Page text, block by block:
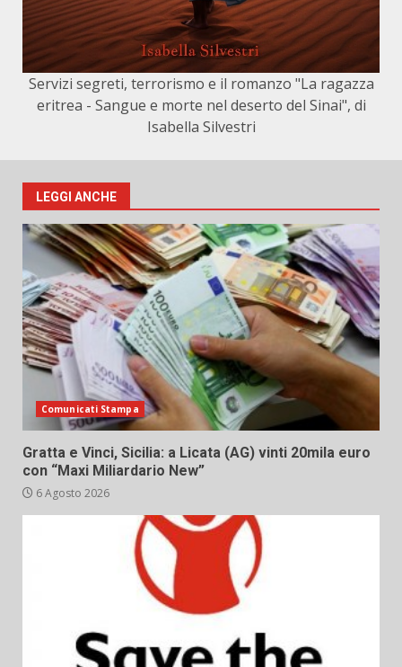
Servizi segreti, terrorismo e il romanzo "La ragazza
eritrea - Sangue e morte nel deserto del Sinai", di
Isabella Silvestri
LEGGI ANCHE
Comunicati Stampa
Gratta e Vinci, Sicilia: a Licata (AG) vinti 20mila euro
con “Maxi Miliardario New”
6 Agosto 2026